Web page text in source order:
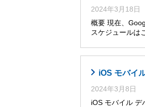
2024年3月18日
概要 現在、
スケジュールは
iOS モバイ
2024年3月8日
iOS モバイル デ